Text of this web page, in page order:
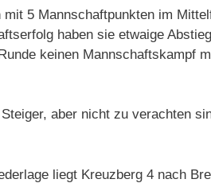
mit 5 Mannschaftpunkten im
haben sie etwaige
keinen Mannschaftskampf
aber nicht zu verachten
liegt Kreuzberg 4 nach